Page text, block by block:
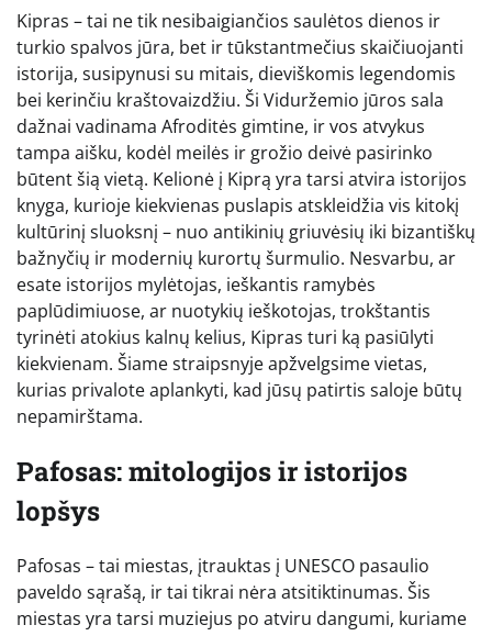
Kipras – tai ne tik nesibaigiančios saulėtos dienos ir
turkio spalvos jūra, bet ir tūkstantmečius skaičiuojanti
istorija, susipynusi su mitais, dieviškomis legendomis
bei kerinčiu kraštovaizdžiu. Ši Viduržemio jūros sala
dažnai vadinama Afroditės gimtine, ir vos atvykus
tampa aišku, kodėl meilės ir grožio deivė pasirinko
būtent šią vietą. Kelionė į Kiprą yra tarsi atvira istorijos
knyga, kurioje kiekvienas puslapis atskleidžia vis kitokį
kultūrinį sluoksnį – nuo antikinių griuvėsių iki bizantiškų
bažnyčių ir modernių kurortų šurmulio. Nesvarbu, ar
esate istorijos mylėtojas, ieškantis ramybės
paplūdimiuose, ar nuotykių ieškotojas, trokštantis
tyrinėti atokius kalnų kelius, Kipras turi ką pasiūlyti
kiekvienam. Šiame straipsnyje apžvelgsime vietas,
kurias privalote aplankyti, kad jūsų patirtis saloje būtų
nepamirštama.
Pafosas: mitologijos ir istorijos
lopšys
Pafosas – tai miestas, įtrauktas į UNESCO pasaulio
paveldo sąrašą, ir tai tikrai nėra atsitiktinumas. Šis
miestas yra tarsi muziejus po atviru dangumi, kuriame